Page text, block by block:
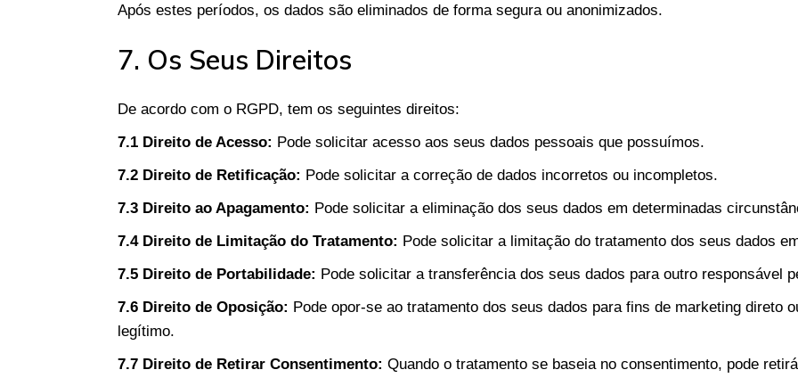
Após estes períodos, os dados são eliminados de forma segura ou anonimizados.
7. Os Seus Direitos
De acordo com o RGPD, tem os seguintes direitos:
7.1 Direito de Acesso: Pode solicitar acesso aos seus dados pessoais que possuímos.
7.2 Direito de Retificação: Pode solicitar a correção de dados incorretos ou incompletos.
7.3 Direito ao Apagamento: Pode solicitar a eliminação dos seus dados em determinadas
7.4 Direito de Limitação do Tratamento: Pode solicitar a limitação do tratamento dos seus dados
7.5 Direito de Portabilidade: Pode solicitar a transferência dos seus dados para outro responsável
7.6 Direito de Oposição: Pode opor-se ao tratamento dos seus dados para fins de marketing direto
legítimo.
7.7 Direito de Retirar Consentimento: Quando o tratamento se baseia no consentimento, pode